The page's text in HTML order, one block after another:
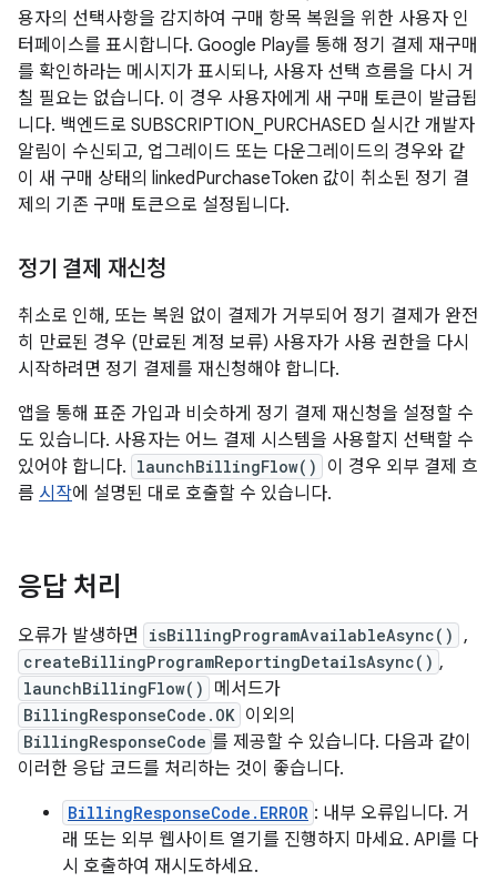
용자의 선택사항을 감지하여 구매 항목 복원을 위한 사용자 인
터페이스를 표시합니다. Google Play를 통해 정기 결제 재구매
를 확인하라는 메시지가 표시되나, 사용자 선택 흐름을 다시 거
칠 필요는 없습니다. 이 경우 사용자에게 새 구매 토큰이 발급됩
니다. 백엔드로 SUBSCRIPTION_PURCHASED 실시간 개발자
알림이 수신되고, 업그레이드 또는 다운그레이드의 경우와 같
이 새 구매 상태의 linkedPurchaseToken 값이 취소된 정기 결
제의 기존 구매 토큰으로 설정됩니다.
정기 결제 재신청
취소로 인해, 또는 복원 없이 결제가 거부되어 정기 결제가 완전
히 만료된 경우 (만료된 계정 보류) 사용자가 사용 권한을 다시
시작하려면 정기 결제를 재신청해야 합니다.
앱을 통해 표준 가입과 비슷하게 정기 결제 재신청을 설정할 수
도 있습니다. 사용자는 어느 결제 시스템을 사용할지 선택할 수
있어야 합니다. launchBillingFlow()
이 경우 외부 결제 흐
름 시작에 설명된 대로 호출할 수 있습니다.
응답 처리
오류가 발생하면 isBillingProgramAvailableAsync() ,
createBillingProgramReportingDetailsAsync() ,
launchBillingFlow() 메서드가
BillingResponseCode.OK 이외의
BillingResponseCode 를 제공할 수 있습니다. 다음과 같이
이러한 응답 코드를 처리하는 것이 좋습니다.
BillingResponseCode.ERROR : 내부 오류입니다. 거
래 또는 외부 웹사이트 열기를 진행하지 마세요. API를 다
시 호출하여 재시도하세요.